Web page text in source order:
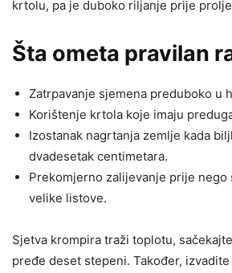
krtolu, pa je duboko riljanje prije
Šta ometa pravilan
Zatrpavanje sjemena preduboko u
Korištenje krtola koje imaju
Izostanak nagrtanja zemlje kada
dvadesetak centimetara.
Prekomjerno zalijevanje prije nego
velike listove.
Sjetva krompira traži toplotu,
pređe deset stepeni. Također,